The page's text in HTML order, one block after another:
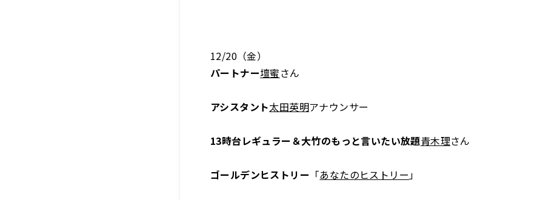
12/20（金）
パートナー壇蜜さん
アシスタント太田英明アナウンサー
13時台レギュラー＆大竹のもっと言いたい放題青木理さん
ゴールデンヒストリー 「あなたのヒストリー 」